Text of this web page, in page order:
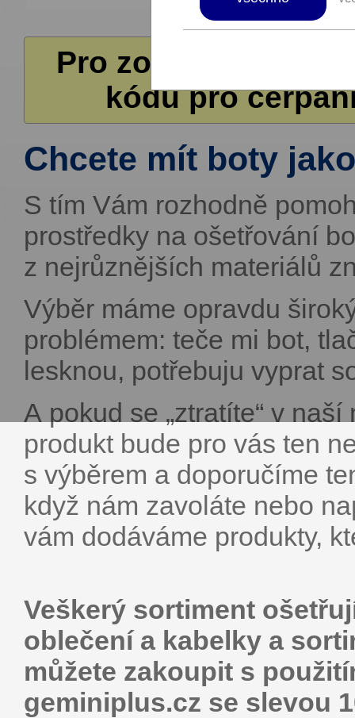
Pro zobrazení
kódů pro
Chcete mít boty
S tím Vám rozhodně
prostředky na ošetřování
z nejrůznějších materiálů
Výběr máme opravdu
problémem: teče mi bot,
lesknou, potřebuju vyprat
A pokud se „ztratíte“ v
produkt bude pro vás ten
s výběrem a doporučíme
když nám zavoláte nebo
vám dodáváme produkty,
Veškerý sortiment
oblečení a kabelky a
můžete zakoupit s
geminiplus.cz se slevou